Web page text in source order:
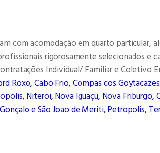
com acomodação em quarto particular,
rigorosamente selecionados e
Individual/ Familiar e Coletivo
Roxo, Cabo Frio, Compas dos
Niteroi, Nova Iguaçu, Nova Friburgo,
e São Joao de Meriti, Petropolis,